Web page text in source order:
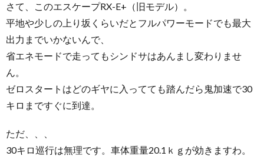
さて、このエスケープRX-E+（旧モデル）。
平地や少しの上り坂くらいだとフルパワーモードでも最大
出力までいかないんで、
省エネモードで走ってもシンドサはあんまし変わりませ
ん。
ゼロスタートはどのギヤに入ってても踏んだら鬼加速で30
キロまですぐに到達。
ただ、、、
30キロ巡行は無理です。車体重量20.1ｋｇが効きますわ。